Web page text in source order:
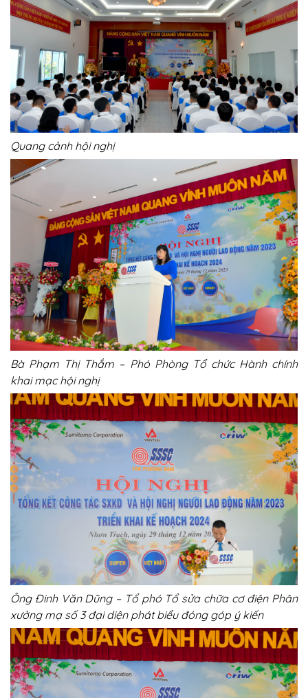
Quang cảnh hội nghị
Bà Phạm Thị Thắm – Phó Phòng Tổ chức Hành chính
khai mạc hội nghị
Ông Đinh Văn Dũng – Tổ phó Tổ sửa chữa cơ điện Phân
xưởng mạ số 3 đại diện phát biểu đóng góp ý kiến